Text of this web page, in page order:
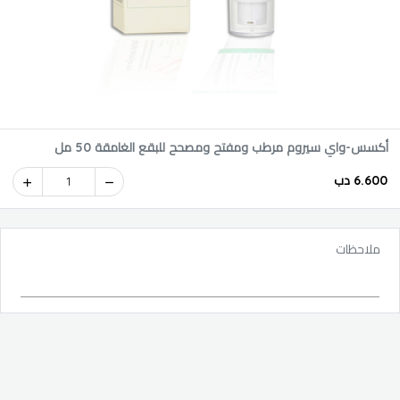
أكسس-واي سيروم مرطب ومفتح ومصحح للبقع الغامقة 50 مل
6.600 دب 1
ملاحظات